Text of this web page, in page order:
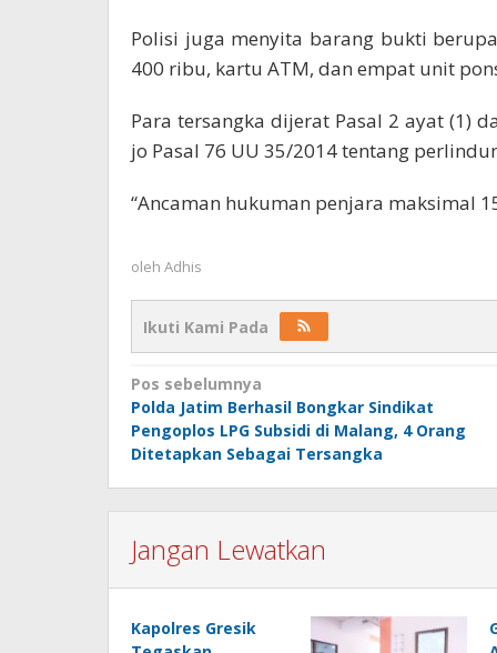
Polisi juga menyita barang bukti
400 ribu, kartu ATM, dan empat unit
Para tersangka dijerat Pasal 2 ayat (1)
jo Pasal 76 UU 35/2014 tentang
“Ancaman hukuman penjara maksimal
oleh Adhis
Ikuti Kami Pada
Navigasi
pos
Pos sebelumnya
Polda Jatim Berhasil Bongkar Sindikat
Pengoplos LPG Subsidi di Malang, 4 Orang
Ditetapkan Sebagai Tersangka
Jangan Lewatkan
Kapolres Gresik